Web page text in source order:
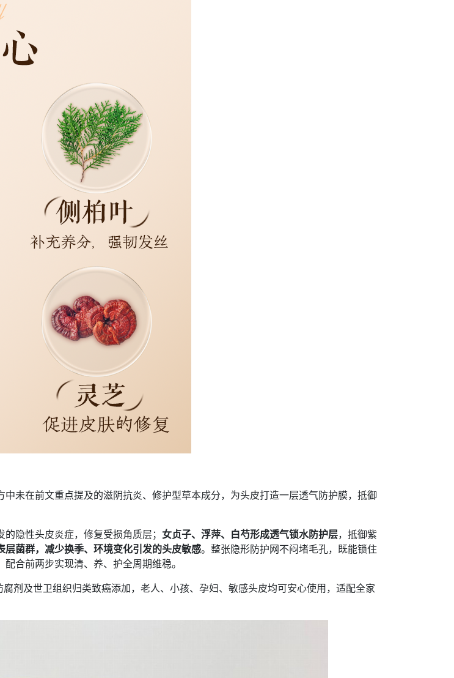
未在前文重点提及的滋阴抗炎、修护型草本成分，为头皮打造一层透气防护膜，抵御
隐性头皮炎症，修复受损角质层； 女贞子、浮萍、白芍形成透气锁水防护层，抵御紫
层菌群，减少换季、环境变化引发的头皮敏感。整张隐形防护网不闷堵毛孔，既能锁住
合前两步实现清、养、护全周期维稳。
剂及世卫组织归类致癌添加，老人、小孩、孕妇、敏感头皮均可安心使用，适配全家